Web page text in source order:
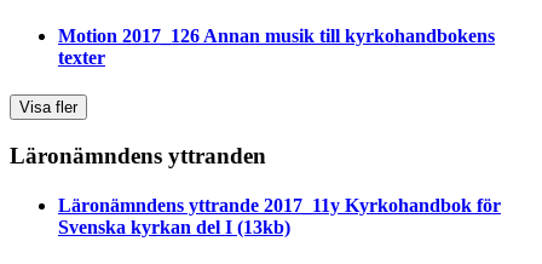
Motion 2017_126 Annan musik till kyrkohandbokens
texter
Visa fler
Läronämndens yttranden
Läronämndens yttrande 2017_11y Kyrkohandbok för
Svenska kyrkan del I (13kb)